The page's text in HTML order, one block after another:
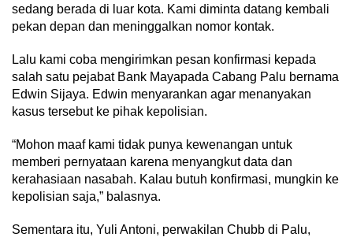
sedang berada di luar kota. Kami diminta datang kembali
pekan depan dan meninggalkan nomor kontak.
Lalu kami coba mengirimkan pesan konfirmasi kepada
salah satu pejabat Bank Mayapada Cabang Palu bernama
Edwin Sijaya. Edwin menyarankan agar menanyakan
kasus tersebut ke pihak kepolisian.
“Mohon maaf kami tidak punya kewenangan untuk
memberi pernyataan karena menyangkut data dan
kerahasiaan nasabah. Kalau butuh konfirmasi, mungkin ke
kepolisian saja,” balasnya.
Sementara itu, Yuli Antoni, perwakilan Chubb di Palu,